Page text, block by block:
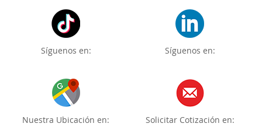
Síguenos en: Síguenos en:
Nuestra Ubicación en: Solicitar Cotización en: